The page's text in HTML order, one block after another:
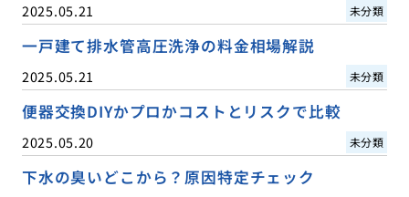
2025.05.21 未分類
一戸建て排水管高圧洗浄の料金相場解説
2025.05.21 未分類
便器交換DIYかプロかコストとリスクで比較
2025.05.20 未分類
下水の臭いどこから？原因特定チェック